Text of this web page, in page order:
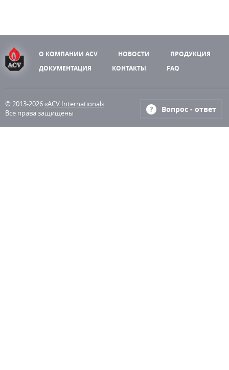
О КОМПАНИИ ACV НОВОСТИ
ПРОДУКЦИЯ
ДОКУМЕНТАЦИЯ
КОНТАКТЫ FAQ
© 2013-2026«ACV International»
Все права защищены
Вопрос - ответ